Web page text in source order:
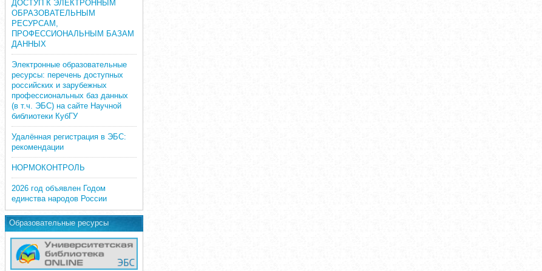
ДОСТУП К ЭЛЕКТРОННЫМ
ОБРАЗОВАТЕЛЬНЫМ
РЕСУРСАМ,
ПРОФЕССИОНАЛЬНЫМ БАЗАМ
ДАННЫХ
Электронные образовательные
ресурсы: перечень доступных
российских и зарубежных
профессиональных баз данных
(в т.ч. ЭБС) на сайте Научной
библиотеки КубГУ
Удалённая регистрация в ЭБС:
рекомендации
НОРМОКОНТРОЛЬ
2026 год объявлен Годом
единства народов России
Образовательные ресурсы